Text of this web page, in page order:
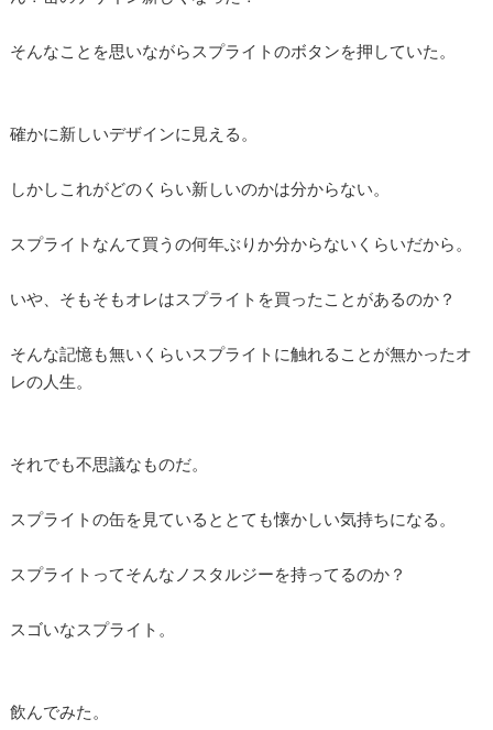
そんなことを思いながらスプライトのボタンを押していた。
確かに新しいデザインに見える。
しかしこれがどのくらい新しいのかは分からない。
スプライトなんて買うの何年ぶりか分からないくらいだから。
いや、そもそもオレはスプライトを買ったことがあるのか？
そんな記憶も無いくらいスプライトに触れることが無かったオ
レの人生。
それでも不思議なものだ。
スプライトの缶を見ているととても懐かしい気持ちになる。
スプライトってそんなノスタルジーを持ってるのか？
スゴいなスプライト。
飲んでみた。